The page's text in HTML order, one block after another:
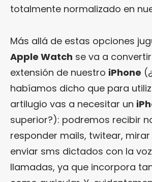
totalmente normalizado en
Más allá de estas opciones
Apple Watch se va a
extensión de nuestro iPhone
habíamos dicho que para
artilugio vas a necesitar un
superior?): podremos recibir
responder mails, twitear, mirar
enviar sms dictados con la
llamadas, ya que incorpora